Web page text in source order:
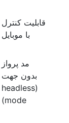
قابلیت کنترل
با موبایل
مد پرواز
بدون جهت
(headless
mode)